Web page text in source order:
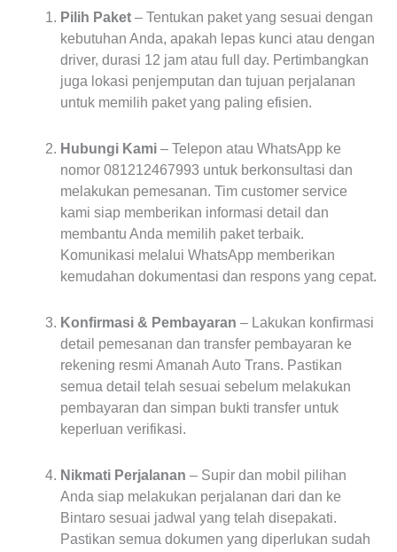
Pilih Paket – Tentukan paket yang sesuai dengan
kebutuhan Anda, apakah lepas kunci atau dengan
driver, durasi 12 jam atau full day. Pertimbangkan
juga lokasi penjemputan dan tujuan perjalanan
untuk memilih paket yang paling efisien.
Hubungi Kami – Telepon atau WhatsApp ke
nomor 081212467993 untuk berkonsultasi dan
melakukan pemesanan. Tim customer service
kami siap memberikan informasi detail dan
membantu Anda memilih paket terbaik.
Komunikasi melalui WhatsApp memberikan
kemudahan dokumentasi dan respons yang cepat.
Konfirmasi & Pembayaran – Lakukan konfirmasi
detail pemesanan dan transfer pembayaran ke
rekening resmi Amanah Auto Trans. Pastikan
semua detail telah sesuai sebelum melakukan
pembayaran dan simpan bukti transfer untuk
keperluan verifikasi.
Nikmati Perjalanan – Supir dan mobil pilihan
Anda siap melakukan perjalanan dari dan ke
Bintaro sesuai jadwal yang telah disepakati.
Pastikan semua dokumen yang diperlukan sudah